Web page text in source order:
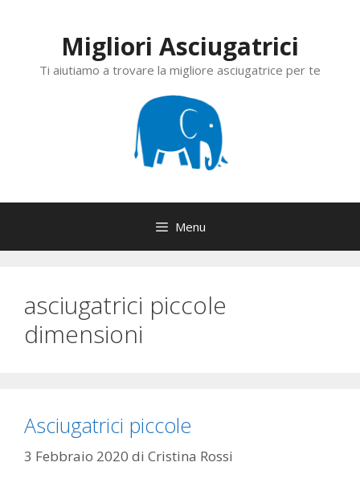
Migliori Asciugatrici
Ti aiutiamo a trovare la migliore asciugatrice per te
Menu
asciugatrici piccole
dimensioni
Asciugatrici piccole
3 Febbraio 2020 di Cristina Rossi